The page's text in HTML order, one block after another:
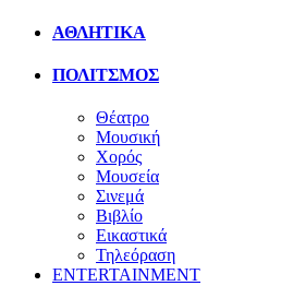
ΑΘΛΗΤΙΚΑ
ΠΟΛΙΤΣΜΟΣ
Θέατρο
Μουσική
Χορός
Μουσεία
Σινεμά
Βιβλίο
Εικαστικά
Τηλεόραση
ENTERTAINMENT